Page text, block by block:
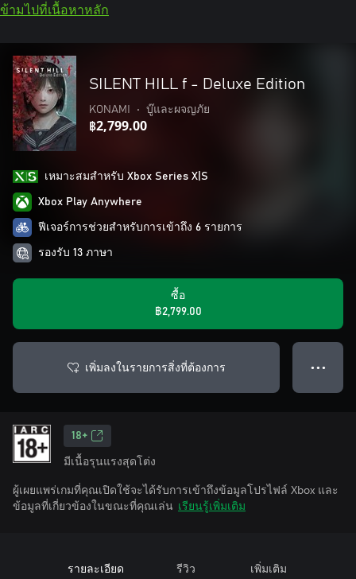
ข้ามไปที่เนื้อหาหลัก
SILENT HILL f - Deluxe Edition
KONAMI • บู๊และผจญภัย
฿2,799.00
เหมาะสมสําหรับ Xbox Series X|S
Xbox Play Anywhere
ฟีเจอร์การช่วยสำหรับการเข้าถึง 6 รายการ
รองรับ 13 ภาษา
ซื้อ
฿2,799.00
เพิ่มลงในรายการสิ่งที่ต้องการ ● ● ●
18+
มีเนื้อรุนแรงสุดโต่ง
ผู้เผยแพร่เกมที่คุณเปิดใช้จะได้รับการเข้าถึงข้อมูลโปรไฟล์ Xbox และ
ข้อมูลที่เกี่ยวข้องในขณะที่คุณเล่น เรียนรู้เพิ่มเติม
รายละเอียด รีวิว เพิ่มเติม